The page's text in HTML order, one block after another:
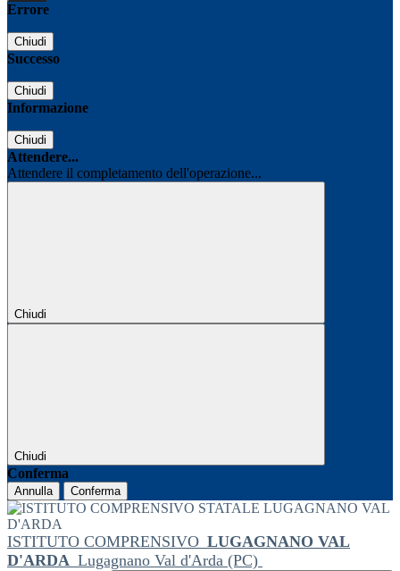
Errore
Chiudi
Successo
Chiudi
Informazione
Chiudi
Attendere...
Attendere il completamento dell'operazione...
Chiudi
Chiudi
Conferma
Annulla Conferma
ISTITUTO COMPRENSIVO LUGAGNANO VAL
D'ARDA Lugagnano Val d'Arda (PC)